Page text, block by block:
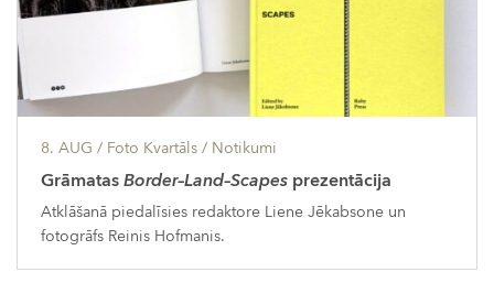
8. AUG / Foto Kvartāls / Notikumi
GrāmatasBorder–Land–Scapes prezentācija
Atklāšanā piedalīsies redaktore Liene Jēkabsone un
fotogrāfs Reinis Hofmanis.